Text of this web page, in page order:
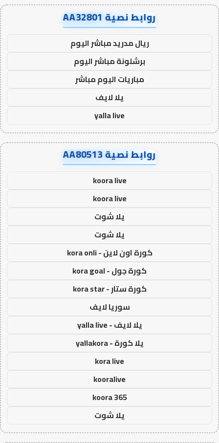
روابط نصية AA32801
ريال مدريد مباشر اليوم
برشلونة مباشر اليوم
مباريات اليوم مباشر
يلا لايف
yalla live
روابط نصية AA80513
koora live
koora live
يلا شوت
يلا شوت
كورة اون لاين - kora onli
كورة جول - kora goal
كورة ستار - kora star
سوريا لايف
يلا لايف - yalla live
يلا كورة - yallakora
kora live
kooralive
koora 365
يلا شوت